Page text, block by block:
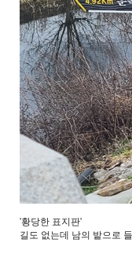
'황당한 표지판'
길도 없는데 남의 밭으로